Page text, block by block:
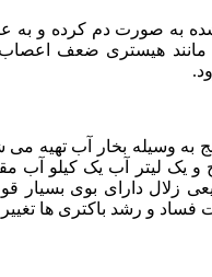
به صورت دم کرده و به
مانند هیستری ضعف
به وسیله بخار آب تهیه می
و یک لیتر آب یک کیلو آب
زلال دارای بوی
فساد و رشد باکتری ها